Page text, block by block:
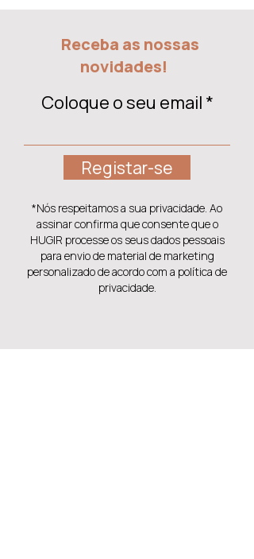
ser possivel realizá-la!Contactos
Receba as nossas
novidades!
Coloque o seu email
Registar-se
*Nós respeitamos a sua privacidade. Ao
assinar confirma que consente que o
HUGIR processe os seus dados pessoais
para envio de material de marketing
personalizado de acordo com a política de
privacidade.